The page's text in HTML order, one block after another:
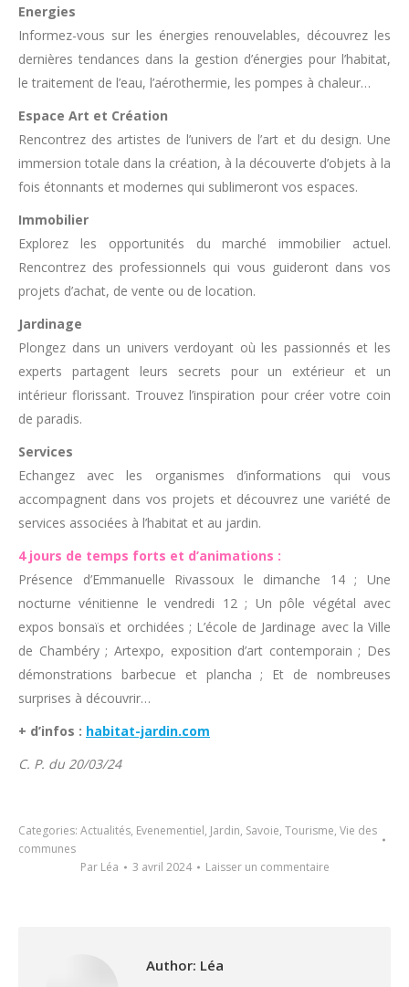
Energies
Informez-vous sur les énergies renouvelables, découvrez les
dernières tendances dans la gestion d’énergies pour l’habitat,
le traitement de l’eau, l’aérothermie, les pompes à chaleur…
Espace Art et Création
Rencontrez des artistes de l’univers de l’art et du design. Une
immersion totale dans la création, à la découverte d’objets à la
fois étonnants et modernes qui sublimeront vos espaces.
Immobilier
Explorez les opportunités du marché immobilier actuel.
Rencontrez des professionnels qui vous guideront dans vos
projets d’achat, de vente ou de location.
Jardinage
Plongez dans un univers verdoyant où les passionnés et les
experts partagent leurs secrets pour un extérieur et un
intérieur florissant. Trouvez l’inspiration pour créer votre coin
de paradis.
Services
Echangez avec les organismes d’informations qui vous
accompagnent dans vos projets et découvrez une variété de
services associées à l’habitat et au jardin.
4 jours de temps forts et d’animations :
Présence d’Emmanuelle Rivassoux le dimanche 14 ; Une
nocturne vénitienne le vendredi 12 ; Un pôle végétal avec
expos bonsaïs et orchidées ; L’école de Jardinage avec la Ville
de Chambéry ; Artexpo, exposition d’art contemporain ; Des
démonstrations barbecue et plancha ; Et de nombreuses
surprises à découvrir…
+ d’infos : habitat-jardin.com
C. P. du 20/03/24
Categories: Actualités, Evenementiel, Jardin, Savoie, Tourisme, Vie des
communes
Par Léa 3 avril 2024 Laisser un commentaire
Author: Léa